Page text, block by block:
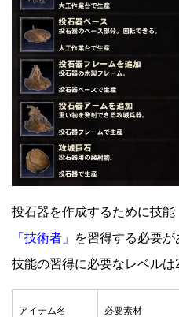
投石器を作成するために技
「技術者」
を習得する必要が
技能の習得に必要なレベルは
アイテム名 必要素材